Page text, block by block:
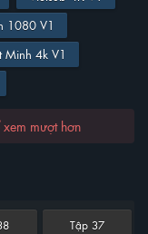
1080 V1
Minh 4k V1
mượt hơn
Tập 37